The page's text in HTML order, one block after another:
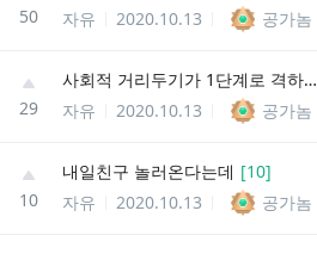
50
자유
2020.10.13 공가놈
29
사회적 거리두기가 1단계로 격하되었습니다
자유
2020.10.13 공가놈
10
내일친구 놀러온다는데 [10]
자유
2020.10.13 공가놈